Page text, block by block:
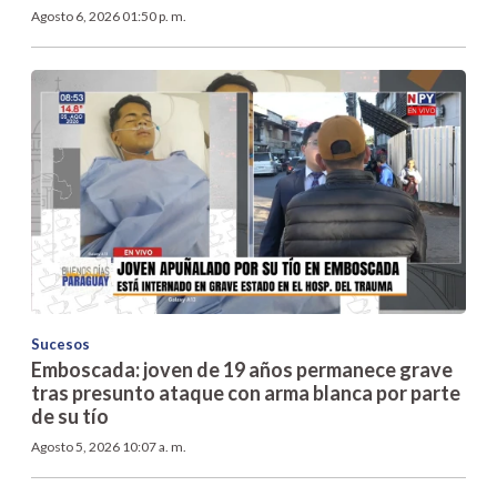
Agosto 6, 2026 01:50 p. m.
Sucesos
Emboscada: joven de 19 años permanece grave
tras presunto ataque con arma blanca por parte
de su tío
Agosto 5, 2026 10:07 a. m.